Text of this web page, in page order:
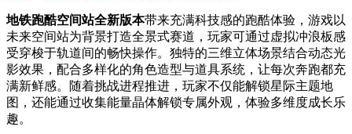
地铁跑酷空间站全新版本带来充满科技感的跑酷体验，游戏以
未来空间站为背景打造全景式赛道，玩家可通过虚拟冲浪板感
受穿梭于轨道间的畅快操作。独特的三维立体场景结合动态光
影效果，配合多样化的角色造型与道具系统，让每次奔跑都充
满新鲜感。随着挑战进程推进，玩家不仅能解锁星际主题地
图，还能通过收集能量晶体解锁专属外观，体验多维度成长乐
趣。